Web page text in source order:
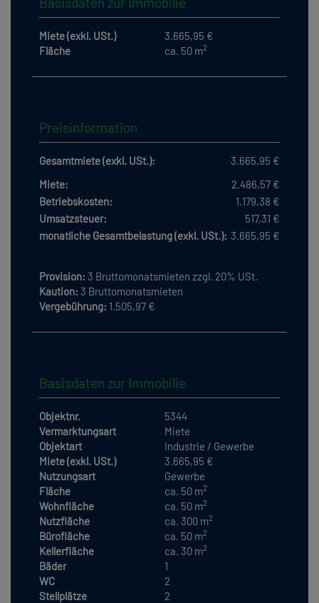
Miete (exkl. USt.)
3.665,95 €
Fläche
ca. 50 m2
Preisinformation
Gesamtmiete (exkl. USt.):
3.665,95 €
Miete:
2.486,57 €
Betriebskosten:
1.179,38 €
Umsatzsteuer:
517,31 €
monatliche Gesamtbelastung (exkl. USt.): 3.665,95 €
Provision: 3 Bruttomonatsmieten zzgl. 20% USt.
Kaution: 3 Bruttomonatsmieten
Vergebührung: 1.505,97 €
Basisdaten zur Immobilie
Objektnr.
5344
Vermarktungsart
Miete
Objektart
Industrie / Gewerbe
Miete (exkl. USt.)
3.665,95 €
Nutzungsart
Gewerbe
Fläche
ca. 50 m2
Wohnfläche ca. 50 m2
Nutzfläche ca. 300 m2
Bürofläche ca. 50 m2
Kellerfläche ca. 30 m2
Bäder
1
WC
2
Stellplätze
2